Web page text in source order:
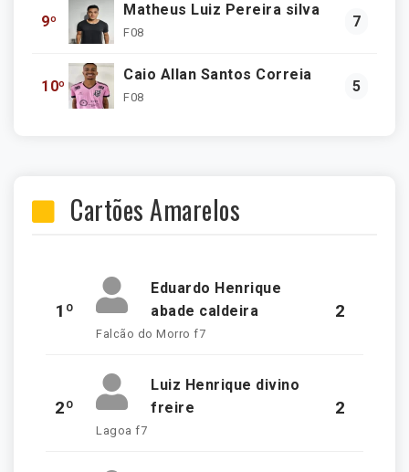
9º
Matheus Luiz Pereira silva
F08
7
10º
Caio Allan Santos Correia
F08
5
Cartões Amarelos
1º
Eduardo Henrique
abade caldeira
Falcão do Morro f7
2
2º
Luiz Henrique divino
freire
Lagoa f7
2